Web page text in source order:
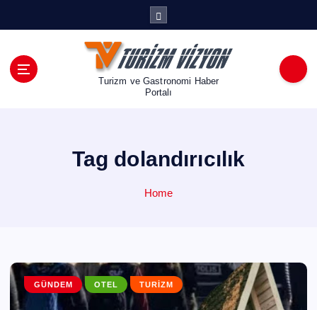
Turizm ve Gastronomi Haber
Portalı
Tag dolandırıcılık
Home
GÜNDEM OTEL TURIZM